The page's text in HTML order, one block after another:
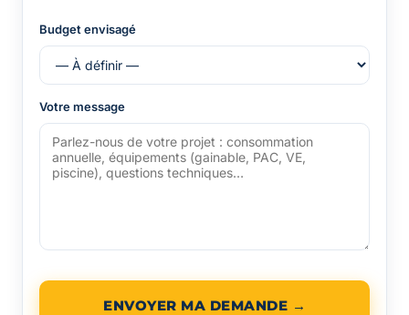
Budget envisagé
Votre message
ENVOYER MA DEMANDE →